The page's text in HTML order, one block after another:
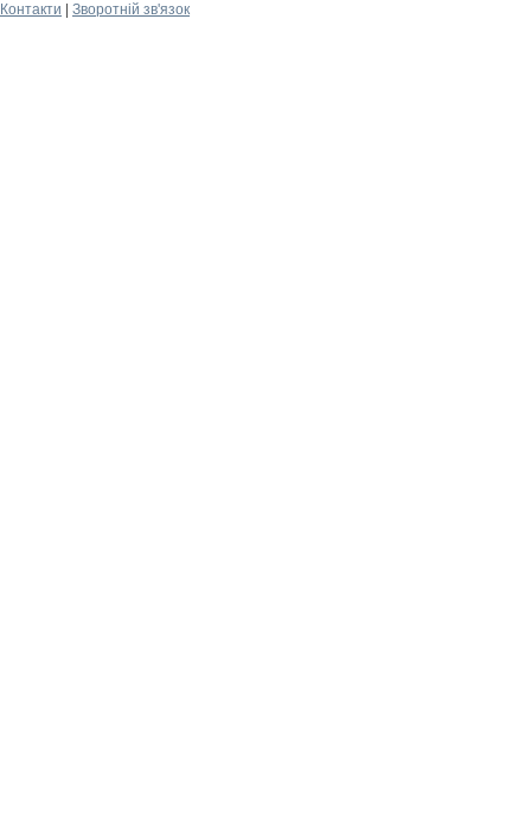
Контакти
Зворотній зв'язок